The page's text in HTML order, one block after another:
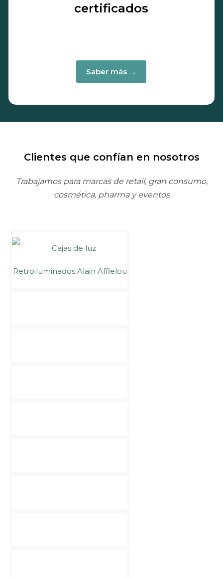
certificados
Saber más →
Clientes que confían en nosotros
Trabajamos para marcas de retail, gran consumo,
cosmética, pharma y eventos